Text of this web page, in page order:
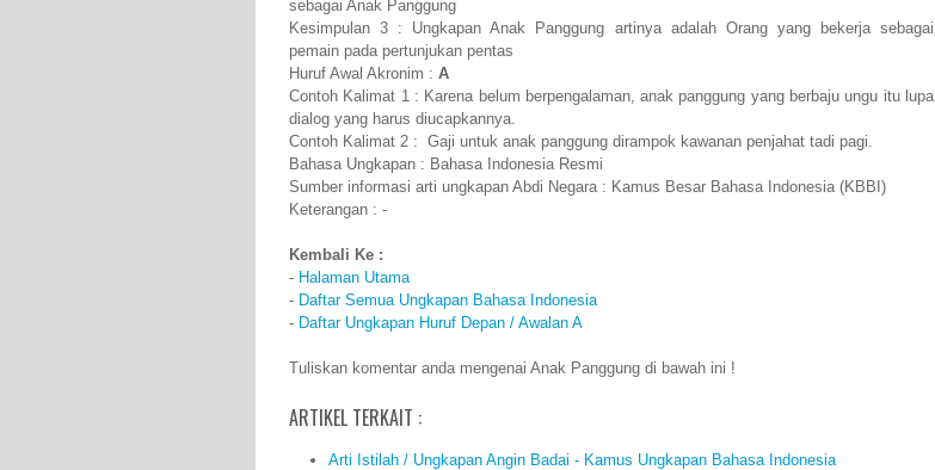
sebagai Anak Panggung
Kesimpulan 3 : Ungkapan Anak Panggung artinya adalah Orang yang bekerja sebagai
pemain pada pertunjukan pentas
Huruf Awal Akronim : A
Contoh Kalimat 1 : Karena belum berpengalaman, anak panggung yang berbaju ungu itu lupa
dialog yang harus diucapkannya.
Contoh Kalimat 2 : Gaji untuk anak panggung dirampok kawanan penjahat tadi pagi.
Bahasa Ungkapan : Bahasa Indonesia Resmi
Sumber informasi arti ungkapan Abdi Negara : Kamus Besar Bahasa Indonesia (KBBI)
Keterangan : -
Kembali Ke :
- Halaman Utama
- Daftar Semua Ungkapan Bahasa Indonesia
- Daftar Ungkapan Huruf Depan / Awalan A
Tuliskan komentar anda mengenai Anak Panggung di bawah ini !
ARTIKEL TERKAIT :
Arti Istilah / Ungkapan Angin Badai - Kamus Ungkapan Bahasa Indonesia